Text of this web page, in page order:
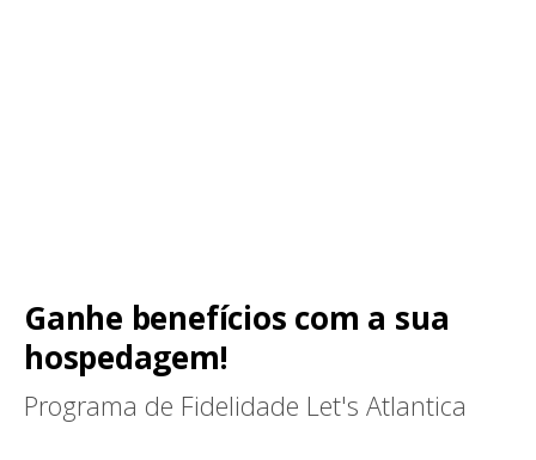
Ganhe benefícios com a sua
hospedagem!
Programa de Fidelidade Let's Atlantica